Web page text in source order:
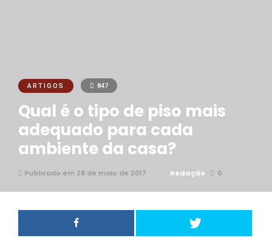
ARTIGOS 847
Qual é o tipo de piso mais
adequado para cada
ambiente da casa?
Publicado em 28 de maio de 2017 Redação 0